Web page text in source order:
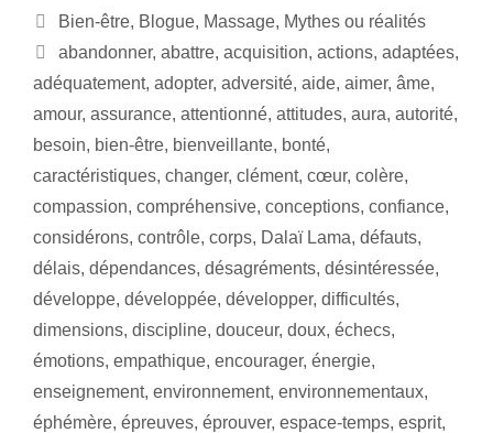
Bien-être, Blogue, Massage, Mythes ou réalités
abandonner, abattre, acquisition, actions, adaptées,
adéquatement, adopter, adversité, aide, aimer, âme,
amour, assurance, attentionné, attitudes, aura, autorité,
besoin, bien-être, bienveillante, bonté,
caractéristiques, changer, clément, cœur, colère,
compassion, compréhensive, conceptions, confiance,
considérons, contrôle, corps, Dalaï Lama, défauts,
délais, dépendances, désagréments, désintéressée,
développe, développée, développer, difficultés,
dimensions, discipline, douceur, doux, échecs,
émotions, empathique, encourager, énergie,
enseignement, environnement, environnementaux,
éphémère, épreuves, éprouver, espace-temps, esprit,